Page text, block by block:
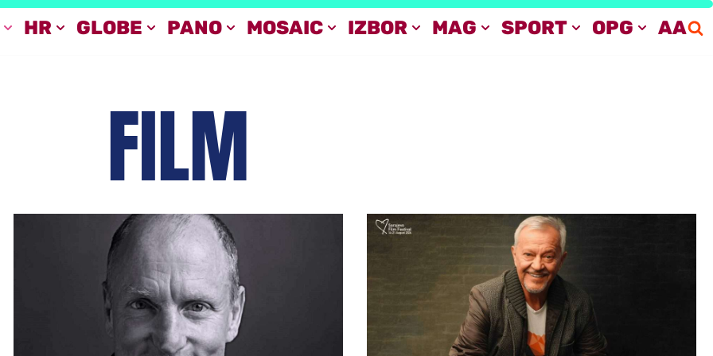
HR GLOBE PANO MOSAIC IZBOR MAG SPORT OPG AA
FILM